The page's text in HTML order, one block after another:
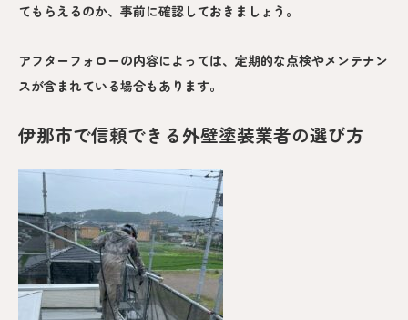
てもらえるのか、事前に確認しておきましょう。
アフターフォローの内容によっては、定期的な点検やメンテナン
スが含まれている場合もあります。
伊那市で信頼できる外壁塗装業者の選び方